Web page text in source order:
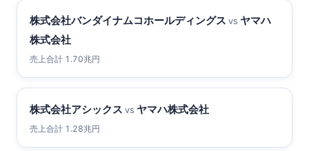
株式会社バンダイナムコホールディングス vs ヤマハ
株式会社
売上合計 1.70兆円
株式会社アシックス vs ヤマハ株式会社
売上合計 1.28兆円